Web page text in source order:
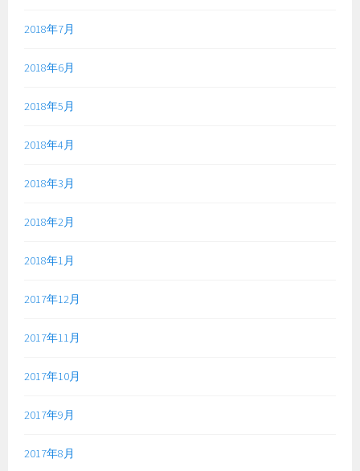
2018年7月
2018年6月
2018年5月
2018年4月
2018年3月
2018年2月
2018年1月
2017年12月
2017年11月
2017年10月
2017年9月
2017年8月